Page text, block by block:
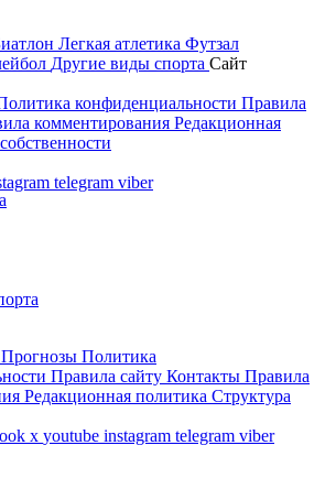
Легкая атлетика Футзал
Другие виды спорта Сайт
конфиденциальности Правила
комментирования Редакционная
telegram viber
Прогнозы Политика
Правила сайту Контакты Правила
Редакционная политика Структура
x youtube instagram telegram viber